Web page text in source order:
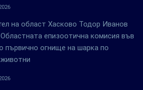
на област Хасково Тодор Иванов
епизоотична комисия във
първично огнище на шарка по